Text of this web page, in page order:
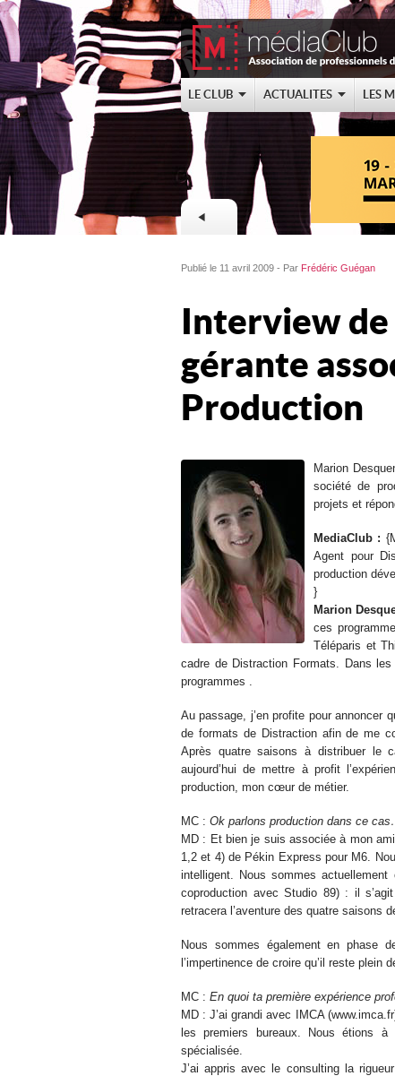
LE CLUB ACTUALITES LES
Publié le 11 avril 2009 - Par Frédéric Guégan
Interview
gérante
Production
Marion
société de
projets et
MediaClub :
Agent pour
production
}
Marion
ces
Téléparis et
cadre de Distraction Formats. Dans
programmes .
Au passage, j’en profite pour annoncer
de formats de Distraction afin de me
Après quatre saisons à distribuer le
aujourd’hui de mettre à profit
production, mon cœur de métier.
MC : Ok parlons production dans ce
MD : Et bien je suis associée à mon
1,2 et 4) de Pékin Express pour M6.
intelligent. Nous sommes
coproduction avec Studio 89) : il
retracera l’aventure des quatre saisons
Nous sommes également en phase
l’impertinence de croire qu’il reste plein
MC : En quoi ta première expérience
MD : J’ai grandi avec IMCA
les premiers bureaux. Nous étions
spécialisée.
J’ai appris avec le consulting la